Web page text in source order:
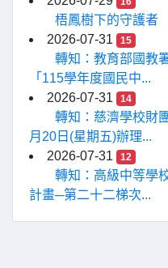
梧鳳樹下的守護者
2026-07-31
15
轉知：教育部國教
「115學年度國民中...
2026-07-31
14
轉知：慈濟學校財
月20日(星期五)辦理...
2026-07-31
12
轉知：高級中等學
計畫─第二十二梯次...